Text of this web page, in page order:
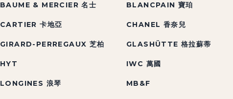
BAUME & MERCIER 名士 BLANCPAIN 寶珀
CARTIER 卡地亞 CHANEL 香奈兒
GIRARD-PERREGAUX 芝柏 GLASHÜTTE 格拉蘇蒂
HYT IWC 萬國
LONGINES 浪琴 MB&F